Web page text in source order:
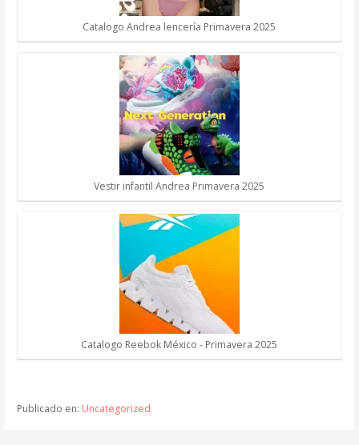
Catalogo Andrea lencería Primavera 2025
Vestir infantil Andrea Primavera 2025
Catalogo Reebok México - Primavera 2025
Publicado en: Uncategorized